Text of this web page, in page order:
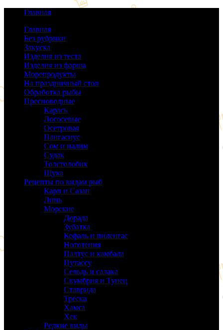
Главная
Главная
Без рубрики
Закуска
Изделия из теста
Изделия из фарша
Морепродукты
На праздничный стол
Обработка рыбы
Пресноводные
Карась
Лососевые
Осетровая
Пангасиус
Сом и налим
Судак
Толстолобик
Щука
Рецепты по видам рыб
Карп и Сазан
Линь
Морские
Дорада
Зубатка
Кефаль и пиленгас
Нототения
Палтус и камбала
Путассу
Сельдь и салака
Скумбрия и Тунец
Ставрида
Треска
Хамса
Хек
Редкие виды